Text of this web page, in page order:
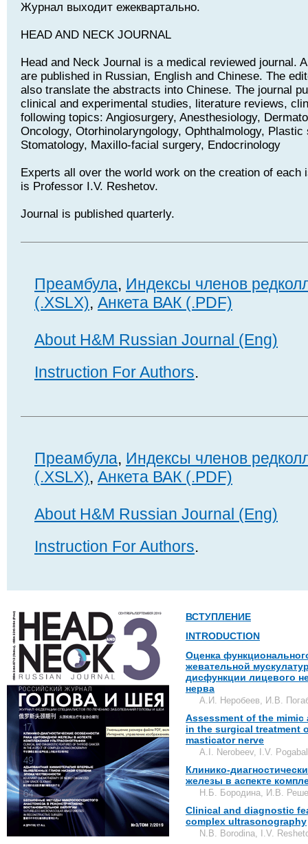
Журнал выходит ежеквартально.
HEAD AND NECK JOURNAL
Head and Neck Journal is a medical reviewed journal.
are published in Russian, English and Chinese. The
also translate the abstracts into Chinese. The journal
clinical and experimental studies, literature reviews,
following topics: Angiosurgery, Anesthesiology,
Oncology, Otorhinolaryngology, Ophthalmology, Plastic
Stomatology, Maxillo-facial surgery, Endocrinology
Experts all over the world work on the creation of each
is Professor I.V. Reshetov.
Journal is published quarterly.
Преамбула, Индексы членов
(.XSLX), Анкета ВАК (.PDF)
About H&M Russian Journal (Eng)
Instruction For Authors.
Преамбула, Индексы членов
(.XSLX), Анкета ВАК (.PDF)
About H&M Russian Journal (Eng)
Instruction For Authors.
ВСТУПЛЕНИЕ
INTRODUCTION
Оценка
жевательной
дисфункции лицевого
нерва
А.И. Неробеев, И.В.
Assessment of the
in the surgical treatment
masticator nerve
A.I. Nerobeev, I.V.
Клинико-
железы в аспекте
Н.Б. Бородина, И.В.
Clinical and diagnostic
complex ultrasonography
N.B. Borodina, I.V.